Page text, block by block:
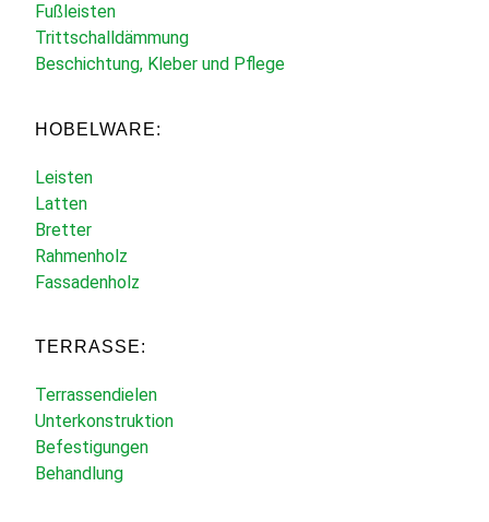
Fußleisten
Trittschalldämmung
Beschichtung, Kleber und Pflege
HOBELWARE:
Leisten
Latten
Bretter
Rahmenholz
Fassadenholz
TERRASSE:
Terrassendielen
Unterkonstruktion
Befestigungen
Behandlung